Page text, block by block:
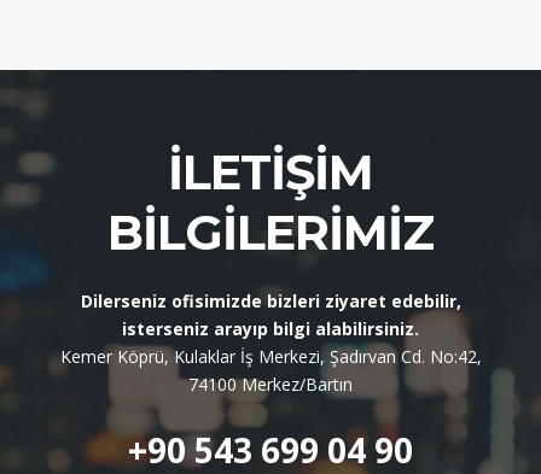
İLETIŞIM
BILGILERIMIZ
Dilerseniz ofisimizde bizleri ziyaret edebilir,
isterseniz arayıp bilgi alabilirsiniz.
Kemer Köprü, Kulaklar İş Merkezi, Şadırvan Cd. No:42,
74100 Merkez/Bartın
+90 543 699 04 90